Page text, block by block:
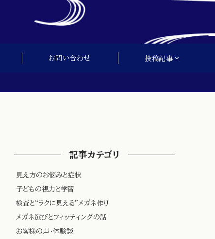
お問い合わせ 投稿記事
記事カテゴリ
見え方のお悩みと症状
子どもの視力と学習
検査と“ラクに見える”メガネ作り
メガネ選びとフィッティングの話
お客様の声・体験談